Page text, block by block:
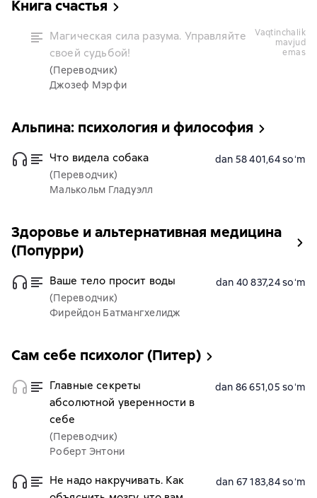
Книга счастья
Магическая сила разума. Управляйте
своей судьбой!
(Переводчик)
Джозеф Мэрфи
vaqtinchalik
mavjud
emas
Альпина: психология и философия
Что видела собака
(Переводчик)
Малькольм Гладуэлл
dan 58 401,64 soʻm
Здоровье и альтернативная медицина
(Попурри)
Ваше тело просит воды
(Переводчик)
Фирейдон Батмангхелидж
dan 40 837,24 soʻm
Сам себе психолог (Питер)
Главные секреты
абсолютной уверенности в
себе
(Переводчик)
Роберт Энтони
dan 86 651,05 soʻm
Не надо накручивать. Как
dan 67 183,84 soʻm